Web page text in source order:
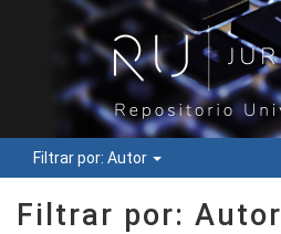
Filtrar por: Autor
Filtrar por: Autor